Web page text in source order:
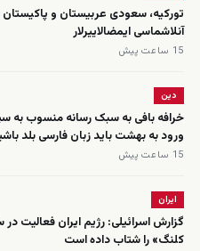
تورکیه، سعودی عربیستان و پاکیستان
‌آنلاشماسی ایمضالاییرلار
15 ساعت پیش
دین
خرافه بافی به سبک رسانه منسوب به
ورود به بهشت باید زبان فارسی بلد
15 ساعت پیش
ایران
گزارش اسرائیلی: رژیم ایران فعالیت
کلنگ» را شتاب داده است